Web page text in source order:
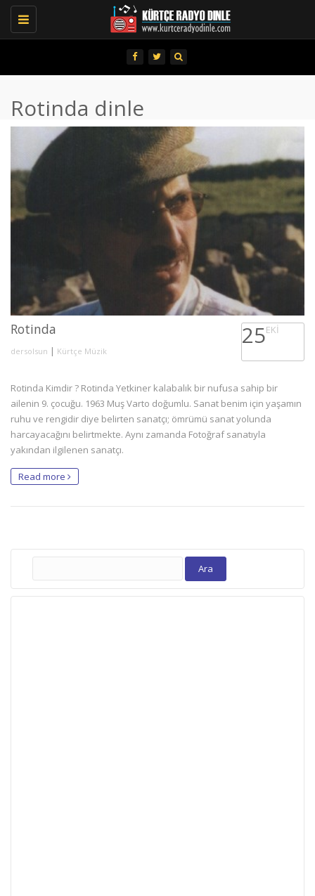
Toggle
navigation
Rotinda dinle
Rotinda
dersolsun | Kürtçe Müzik
25EKI
Rotinda Kimdir ? Rotinda Yetkiner kalabalık bir nufusa sahip bir
ailenin 9. çocuğu. 1963 Muş Varto doğumlu. Sanat benim için yaşamın
ruhu ve rengidir diye belirten sanatçı; ömrümü sanat yolunda
harcayacağını belirtmekte. Aynı zamanda Fotoğraf sanatıyla
yakından ilgilenen sanatçı.
Read more
Arama: